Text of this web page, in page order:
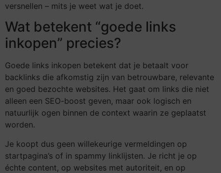
versnellen – mits je weet wat je doet.
Wat betekent “goede links
inkopen” precies?
Goede links inkopen betekent dat je betaalt voor
backlinks die afkomstig zijn van betrouwbare, relevante
en goed bezochte websites. Het gaat om links die niet
alleen een SEO-boost geven, maar ook logisch en
natuurlijk ogen binnen de context waarin ze geplaatst
worden.
Je koopt dus geen willekeurige vermeldingen op
startpagina’s of in spammy linklijsten. Je richt je op
échte content, op websites met autoriteit, en op